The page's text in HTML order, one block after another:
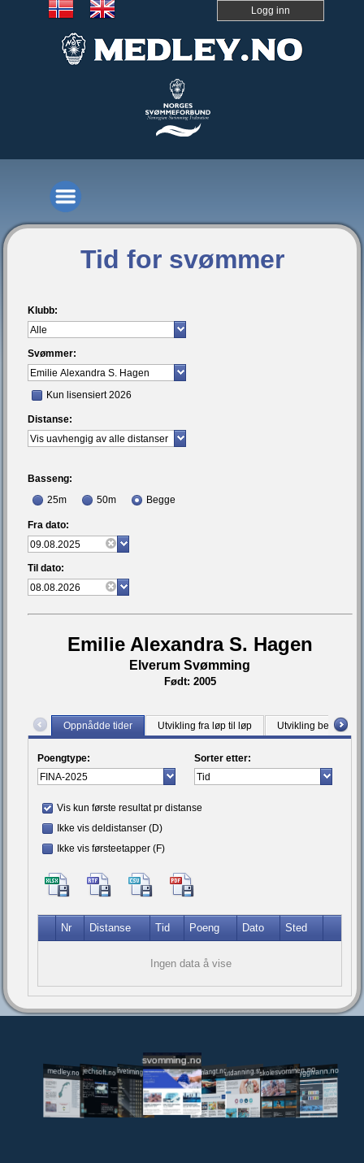
Logg inn
Tid for svømmer
Klubb:
Svømmer:
Kun lisensiert 2026
Distanse:
Basseng:
25m
50m Begge
Fra dato:
Til dato:
Emilie Alexandra S. Hagen
Elverum Svømming
Født: 2005
Oppnådde tider Utvikling fra løp til løp Utvikling bestetid
Poengtype: Sorter etter:
Vis kun første resultat pr distanse
Ikke vis deldistanser (D)
Ikke vis førsteetapper (F)
Nr Distanse Tid Poeng Dato Sted
Ingen data å vise
medley.no jechsoft.nolivetiming.medley.no
svomming.no
svomlangt.noutdanning.svomming.no
skolesvommen.notryggivann.no